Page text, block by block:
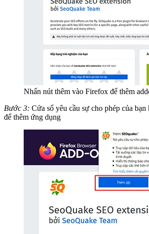
Nhấn nút thêm vào Firefox để thêm
Bước 3: Cửa sổ yêu cầu sự cho phép của
để thêm ứng dụng